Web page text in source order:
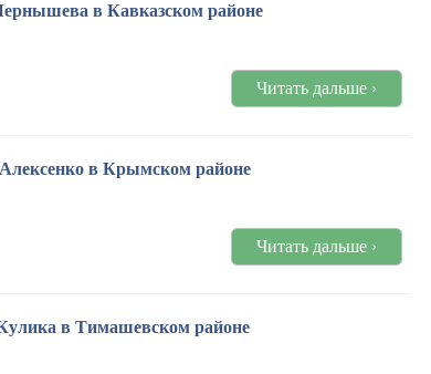
в Кавказском районе
Читать дальше ›
в Крымском районе
Читать дальше ›
в Тимашевском районе